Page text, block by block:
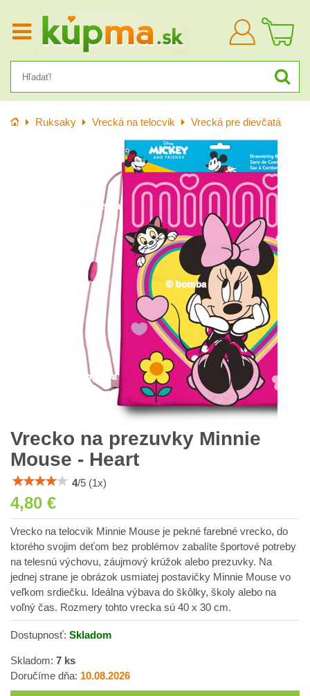
Prihlásiť
sa
Úvod Ruksaky Vrecká na telocvik Vrecká pre dievčatá
Vrecko na prezuvky Minnie
Mouse - Heart
4/5 (1 x)
4,80 €
Vrecko na telocvik Minnie Mouse je pekné farebné vrecko, do
ktorého svojim deťom bez problémov zabalíte športové potreby
na telesnú výchovu, záujmový krúžok alebo prezuvky. Na
jednej strane je obrázok usmiatej postavičky Minnie Mouse vo
veľkom srdiečku. Ideálna výbava do škôlky, školy alebo na
voľný čas. Rozmery tohto vrecka sú 40 x 30 cm.
Dostupnosť: Skladom
Skladom: 7 ks
Doručíme dňa: 10.08.2026